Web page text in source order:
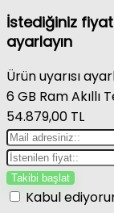
İstediğiniz
ayarlayın
Ürün uyarısı
6 GB Ram
54.879,00 TL
Kabul